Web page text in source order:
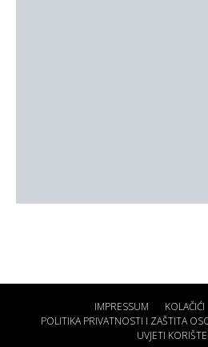
IMPRESSUM KOLAČIĆI
POLITIKA PRIVATNOSTI I ZAŠTITA
UVJETI